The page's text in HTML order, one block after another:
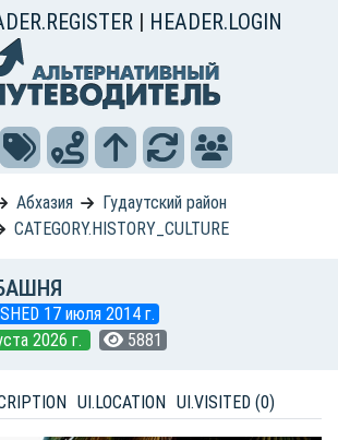
| HEADER.LOGIN
Абхазия
Гудаутский район
CATEGORY.HISTORY_CULTURE
17 июля 2014 г.
2026 г.
5881
UI.LOCATION UI.VISITED (0)